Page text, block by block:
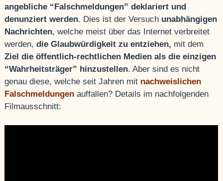
angebliche “Falschmeldungen” deklariert und
denunziert werden. Dies ist der Versuch unabhängigen
Nachrichten, welche meist über das Internet verbreitet
werden,die Glaubwürdigkeit zu entziehen, mit dem
Ziel die öffentlich-rechtlichen Medien als die einzigen
“Wahrheitsträger” hinzustellen. Aber sind es nicht
genau diese, welche seit Jahren mit nachweislichen
Falschmeldungen auffallen? Details im nachfolgenden
Filmausschnitt: